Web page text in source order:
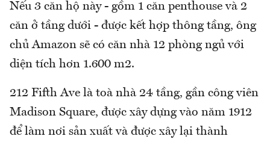
Nếu 3 căn hộ này - gồm 1 căn penthouse và 2
căn ở tầng dưới - được kết hợp thông tầng, ông
chủ Amazon sẽ có căn nhà 12 phòng ngủ với
diện tích hơn 1.600 m2.
212 Fifth Ave là toà nhà 24 tầng, gần công viên
Madison Square, được xây dựng vào năm 1912
để làm nơi sản xuất và được xây lại thành